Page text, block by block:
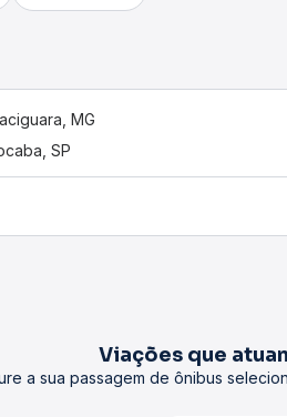
MG
SP
Viações que
a sua passagem de ônibus